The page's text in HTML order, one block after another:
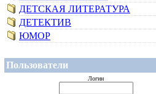
ДЕТСКАЯ ЛИТЕРАТУРА
ДЕТЕКТИВ
ЮМОР
Пользователи
Логин